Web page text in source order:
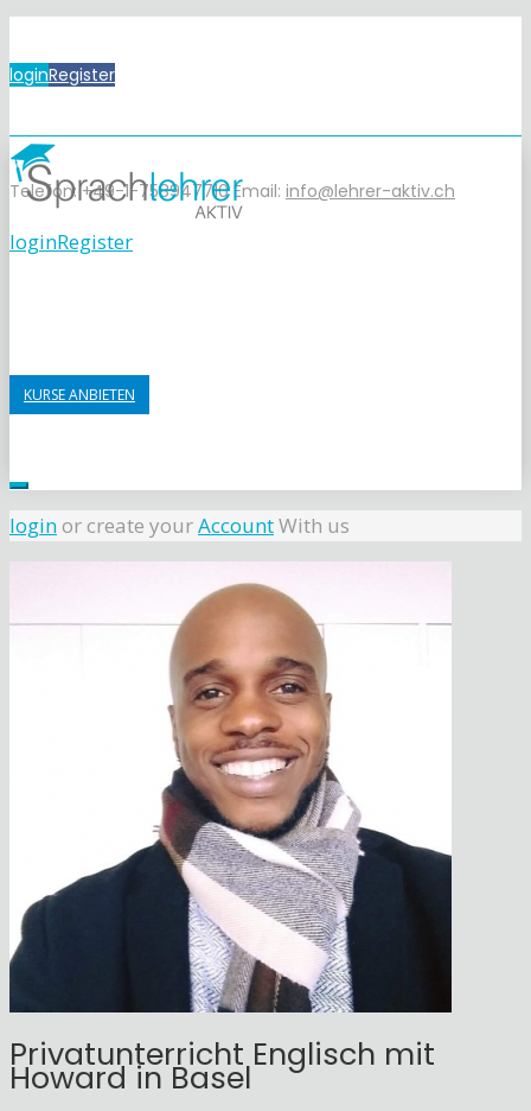
loginRegister
Telefon: +49-1-758947710 Email: info@lehrer-aktiv.ch
loginRegister
KURSE ANBIETEN
loginor create yourAccountWith us
Privatunterricht Englisch mit
Howard in Basel